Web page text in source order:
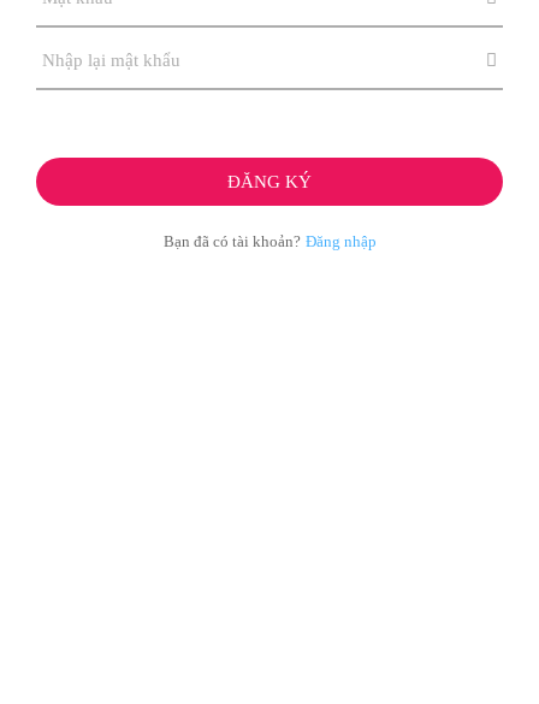
Bạn đã có tài khoản? Đăng nhập